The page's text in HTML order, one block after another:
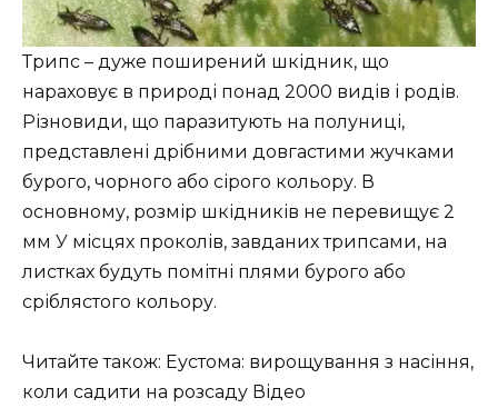
Трипс – дуже поширений шкідник, що
нараховує в природі понад 2000 видів і родів.
Різновиди, що паразитують на полуниці,
представлені дрібними довгастими жучками
бурого, чорного або сірого кольору. В
основному, розмір шкідників не перевищує 2
мм У місцях проколів, завданих трипсами, на
листках будуть помітні плями бурого або
сріблястого кольору.
Читайте також: Еустома: вирощування з насіння,
коли садити на розсаду Відео